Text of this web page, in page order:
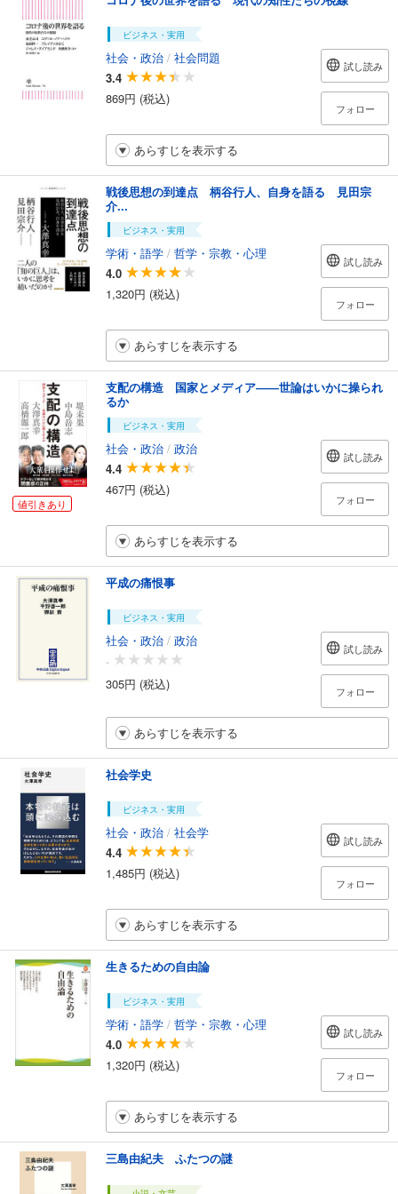
ビジネス・実用
社会・政治 / 社会問題
3.4
869円 (税込)
試し読み
フォロー
あらすじを表示する
戦後思想の到達点 柄谷行人、自身を語る 見田宗
介...
ビジネス・実用
学術・語学 / 哲学・宗教・心理
4.0
1,320円 (税込)
試し読み
フォロー
あらすじを表示する
値引きあり
支配の構造 国家とメディア――世論はいかに操られ
るか
ビジネス・実用
社会・政治 / 政治
4.4
467円 (税込)
試し読み
フォロー
あらすじを表示する
平成の痛恨事
ビジネス・実用
社会・政治 / 政治
-
305円 (税込)
試し読み
フォロー
あらすじを表示する
社会学史
ビジネス・実用
社会・政治 / 社会学
4.4
1,485円 (税込)
試し読み
フォロー
あらすじを表示する
生きるための自由論
ビジネス・実用
学術・語学 / 哲学・宗教・心理
4.0
1,320円 (税込)
試し読み
フォロー
あらすじを表示する
三島由紀夫 ふたつの謎